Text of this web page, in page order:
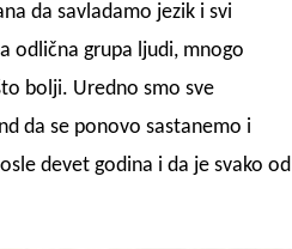
da savladamo jezik i svi
odlična grupa ljudi, mnogo
bolji. Uredno smo sve
da se ponovo sastanemo i
devet godina i da je svako od